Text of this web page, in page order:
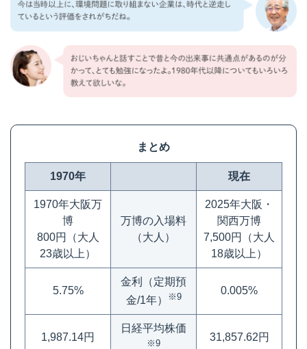
まとめ
1970年 現在
1970年大阪万
博
800円（大人
23歳以上）
万博の入場料
（大人）
2025年大阪・
関西万博
7,500円（大人
18歳以上）
5.75%
金利（定期預
金/1年）
※9
0.005%
1,987.14円
日経平均株価
※9
31,857.62円